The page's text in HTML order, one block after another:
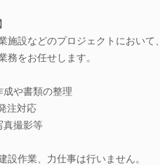
施設などのプロジェクトにおいて、
務をお任せします。
成や書類の整理
注対応
真撮影等
設作業、力仕事は行いません。